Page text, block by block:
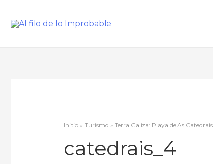
Inicio Turismo Terra Galiza: Playa de As Catedrais
catedrais_4